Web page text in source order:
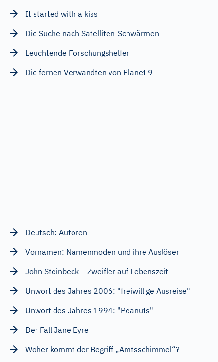
It started with a kiss
Die Suche nach Satelliten-Schwärmen
Leuchtende Forschungshelfer
Die fernen Verwandten von Planet 9
Deutsch: Autoren
Vornamen: Namenmoden und ihre Auslöser
John Steinbeck – Zweifler auf Lebenszeit
Unwort des Jahres 2006: "freiwillige Ausreise"
Unwort des Jahres 1994: "Peanuts"
Der Fall Jane Eyre
Woher kommt der Begriff „Amtsschimmel“?